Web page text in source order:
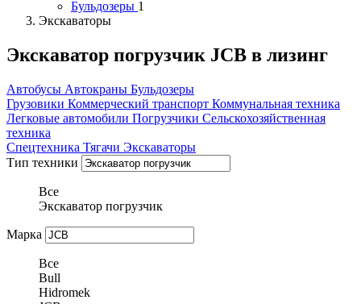
Бульдозеры 1
Экскаваторы
Экскаватор погрузчик JCB в лизинг
Автобусы Автокраны Бульдозеры
Грузовики Коммерческий транспорт Коммунальная техника
Легковые автомобили Погрузчики Сельскохозяйственная
техника
Спецтехника Тягачи Экскаваторы
Тип техники
Все
Экскаватор погрузчик
Марка
Все
Bull
Hidromek